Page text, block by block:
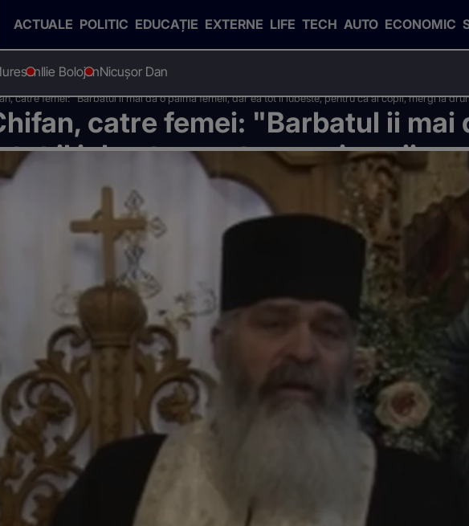
ACTUALE POLITIC EDUCAȚIE EXTERNE LIFE TECH AUTO ECONOMIC
Ilie BolojanNicușor Dan
catre femei: "Barbatul ii mai da o palma femeii, dar ea tot il iubeste, pentru ca ai copii, mergi la
catre femei: "Barbatul ii mai
tot il iubeste, pentru ca ai copii,